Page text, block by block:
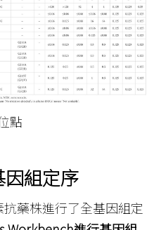
點
組定序
藥株進行了全基因組定